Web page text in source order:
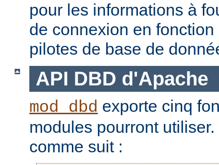
pour les informations à
de connexion en
pilotes de base de
API DBD d'Apache
mod_dbd exporte cinq
modules pourront
comme suit :